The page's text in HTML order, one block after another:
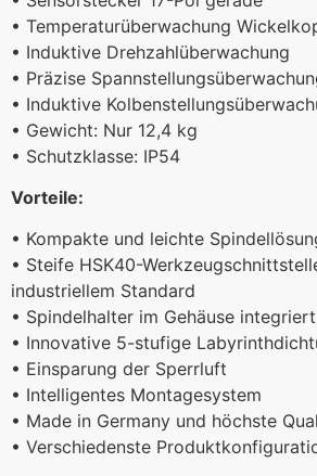
• Temperaturüberwachung
• Induktive Drehzahlüberwachung
• Präzise
• Induktive
• Gewicht: Nur 12,4 kg
• Schutzklasse: IP54
Vorteile:
• Kompakte und leichte
• Steife HSK40-
industriellem Standard
• Spindelhalter im Gehäuse integriert
• Innovative 5-stufige
• Einsparung der Sperrluft
• Intelligentes Montagesystem
• Made in Germany und höchste
• Verschiedenste